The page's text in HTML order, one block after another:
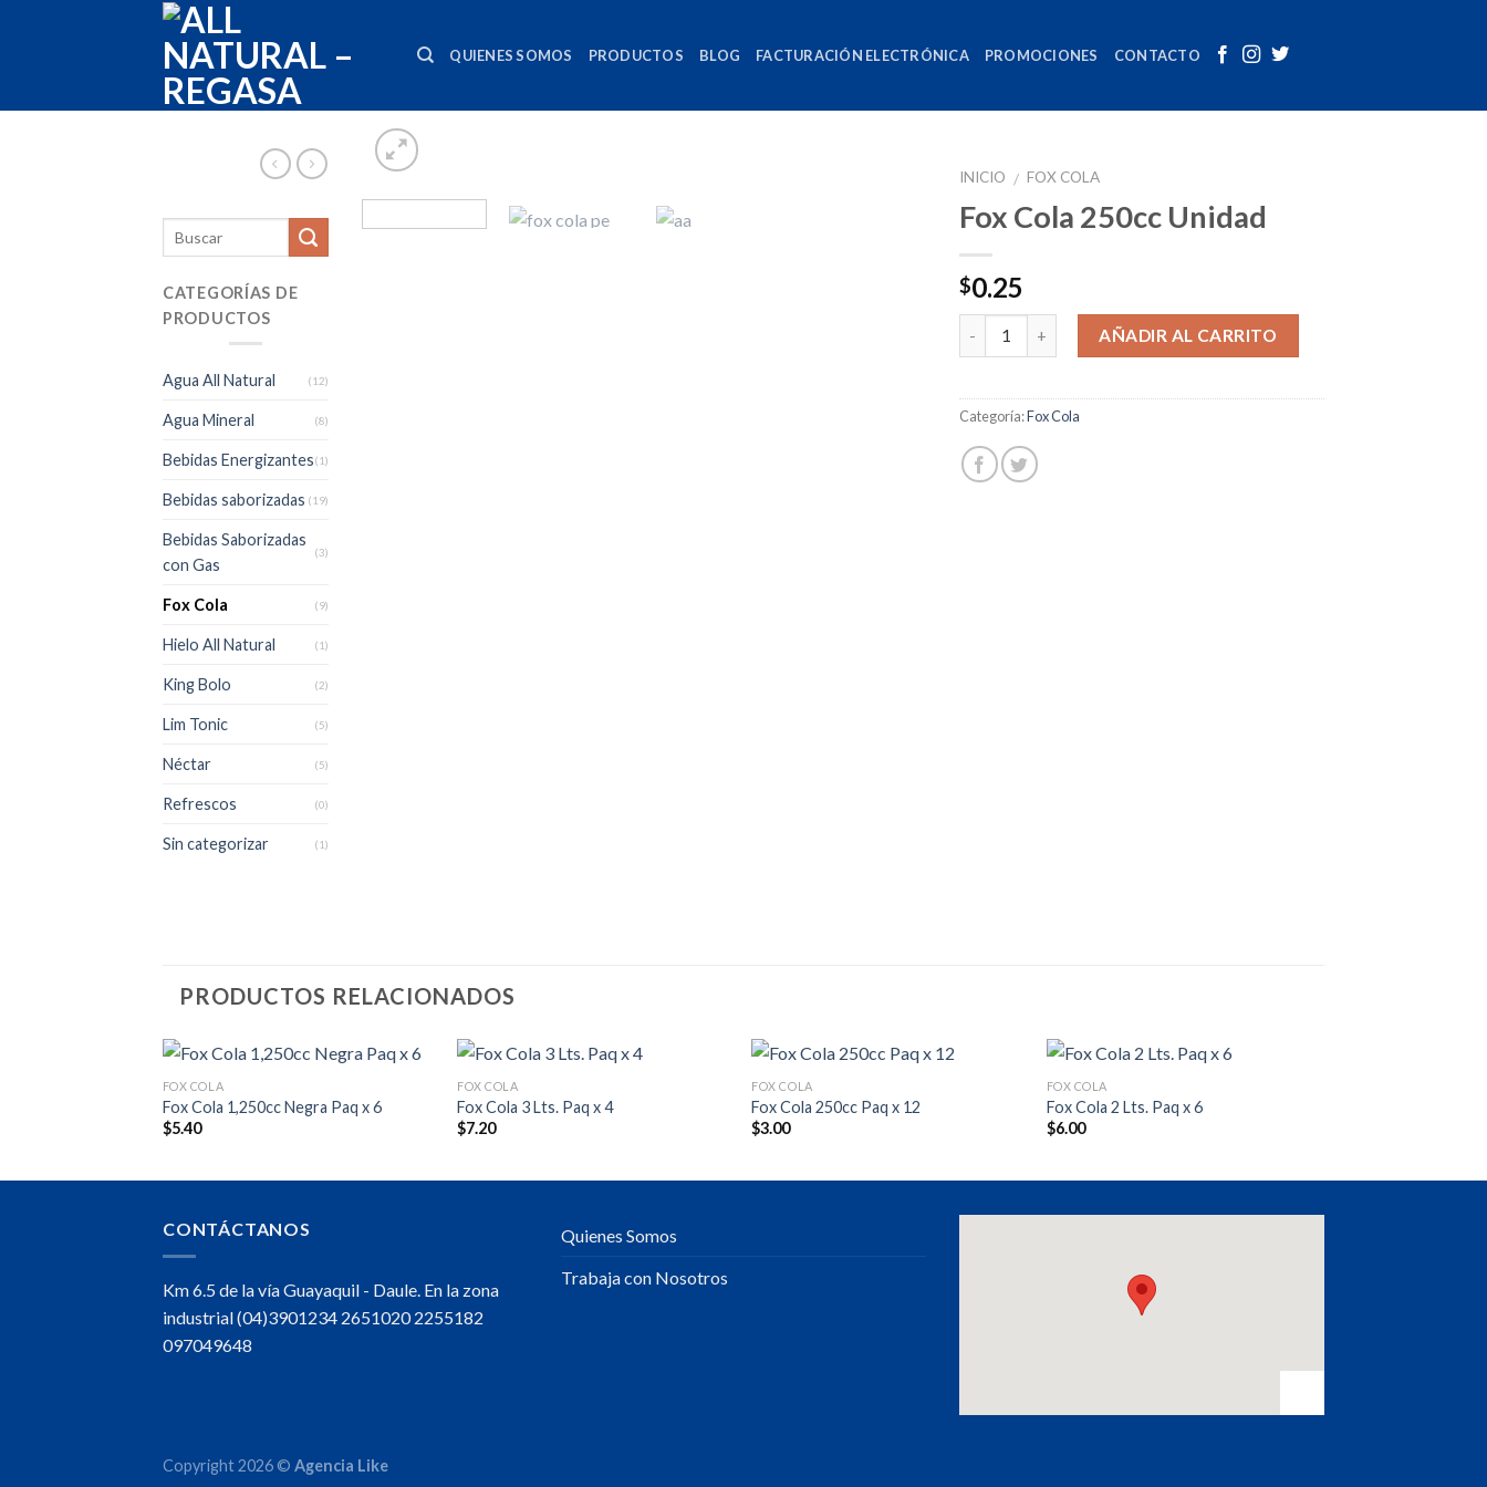
QUIENES SOMOS PRODUCTOS BLOG FACTURACIÓN ELECTRÓNICA PROMOCIONES CONTACTO
CATEGORÍAS DE
PRODUCTOS
Agua All Natural (12)
Agua Mineral (8)
Bebidas Energizantes(1)
Bebidas saborizadas (19)
Bebidas Saborizadas
con Gas
(3)
Fox Cola (9)
Hielo All Natural (1)
King Bolo (2)
Lim Tonic (5)
Néctar (5)
Refrescos (0)
Sin categorizar (1)
INICIO / FOX COLA
Fox Cola 250cc Unidad
$0.25
Cantidad AÑADIR AL CARRITO
Categoría:Fox Cola
PRODUCTOS RELACIONADOS
FOX COLA
Fox Cola 1,250cc Negra Paq x 6
$5.40
FOX COLA
Fox Cola 3 Lts. Paq x 4
$7.20
FOX COLA
Fox Cola 250cc Paq x 12
$3.00
FOX COLA
Fox Cola 2 Lts. Paq x 6
$6.00
CONTÁCTANOS
Km 6.5 de la vía Guayaquil - Daule. En la zona
industrial (04)3901234 2651020 2255182
097049648
Quienes Somos
Trabaja con Nosotros
Copyright 2026 © Agencia Like